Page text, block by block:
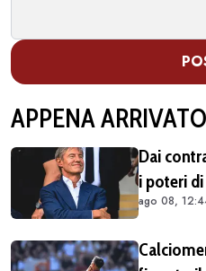
APPENA ARRIVATO
Dai
i poteri
della
ago 08,